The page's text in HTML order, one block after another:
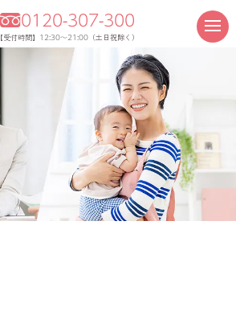
0120-307-300
【受付時間】 12:30～21:00 （土日祝除く）